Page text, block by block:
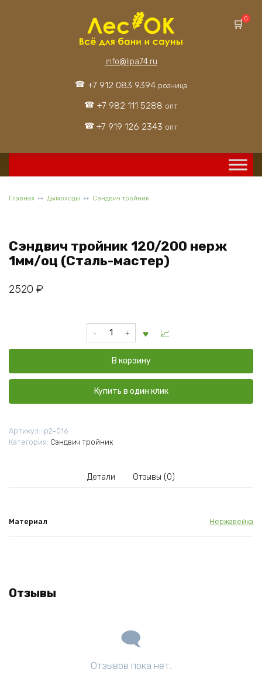
info@lipa74.ru
+7 912 083 9394 розница
+7 982 111 5288 опт
+7 919 126 2343 опт
0
Главная Дымоходы Сэндвич тройник
Сэндвич тройник 120/200 нерж
1мм/оц (Сталь-мастер)
2520 ₽
Количество
товара
тройник
120/200
нерж
1мм/
мастер)
В корзину
Купить в один клик
Артикул: lp2-016
Категория: Сэндвич тройник
Детали Отзывы (0)
Материал Нержавейка
Отзывы
Отзывов пока нет.